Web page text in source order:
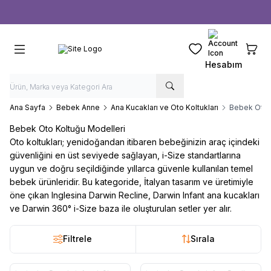
Favorilerim
Hesabım
Ana Sayfa Bebek Anne Ana Kucakları ve Oto Koltukları Bebek Oto
Bebek Oto Koltuğu Modelleri
Oto koltukları; yenidoğandan itibaren bebeğinizin araç içindeki
güvenliğini en üst seviyede sağlayan, i-Size standartlarına
uygun ve doğru seçildiğinde yıllarca güvenle kullanılan temel
bebek ürünleridir. Bu kategoride, İtalyan tasarım ve üretimiyle
öne çıkan Inglesina Darwin Recline, Darwin Infant ana kucakları
ve Darwin 360° i-Size baza ile oluşturulan setler yer alır.
Filtrele Sırala
34 5